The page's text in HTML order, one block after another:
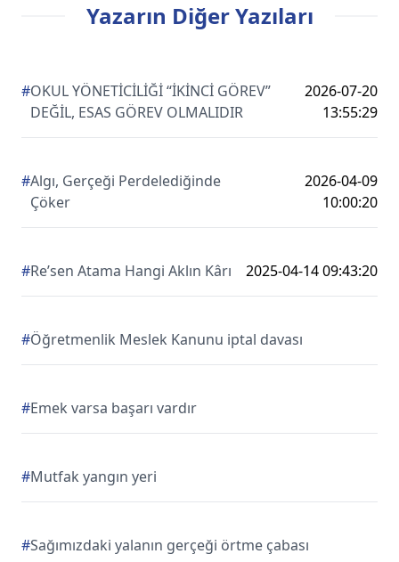
Yazarın Diğer Yazıları
#OKUL YÖNETİCİLİĞİ “İKİNCİ GÖREV”
DEĞİL, ESAS GÖREV OLMALIDIR
2026-07-20
13:55:29
#Algı, Gerçeği Perdelediğinde
Çöker
2026-04-09
10:00:20
#Re’sen Atama Hangi Aklın Kârı 2025-04-14 09:43:20
#Öğretmenlik Meslek Kanunu iptal davası
#Emek varsa başarı vardır
#Mutfak yangın yeri
#Sağımızdaki yalanın gerçeği örtme çabası